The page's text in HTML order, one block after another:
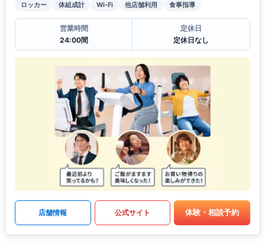
ロッカー 体組成計 Wi-Fi 他店舗利用 食事指導
営業時間
24:00間
定休日
定休日なし
店舗情報 公式サイト 体験・相談予約